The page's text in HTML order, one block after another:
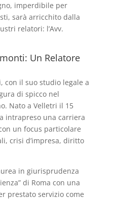
imperdibile per
sarà arricchito dalla
relatori: l’Avv.
Un Relatore
con il suo studio legale a
di spicco nel
Nato a Velletri il 15
intrapreso una carriera
un focus particolare
crisi d’impresa, diritto
in giurisprudenza
di Roma con una
prestato servizio come